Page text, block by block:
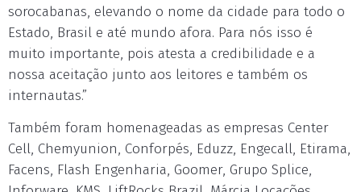
sorocabanas, elevando o nome da cidade para todo o
Estado, Brasil e até mundo afora. Para nós isso é
muito importante, pois atesta a credibilidade e a
nossa aceitação junto aos leitores e também os
internautas.”
Também foram homenageadas as empresas Center
Cell, Chemyunion, Conforpés, Eduzz, Engecall, Etirama,
Facens, Flash Engenharia, Goomer, Grupo Splice,